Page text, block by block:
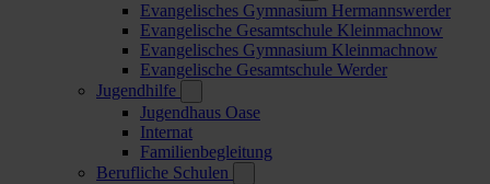
Evangelisches Gymnasium Hermannswerder
Evangelische Gesamtschule Kleinmachnow
Evangelisches Gymnasium Kleinmachnow
Evangelische Gesamtschule Werder
Jugendhilfe
Jugendhaus Oase
Internat
Familienbegleitung
Berufliche Schulen